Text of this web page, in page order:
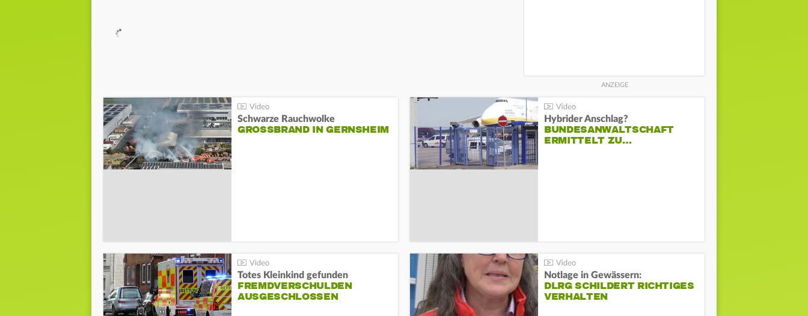
Schwarze Rauchwolke
GROSSBRAND IN GERNSHEIM
Hybrider Anschlag?
BUNDESANWALTSCHAFT
ERMITTELT ZU…
Totes Kleinkind gefunden
FREMDVERSCHULDEN
AUSGESCHLOSSEN
Notlage in Gewässern:
DLRG SCHILDERT RICHTIGES
VERHALTEN